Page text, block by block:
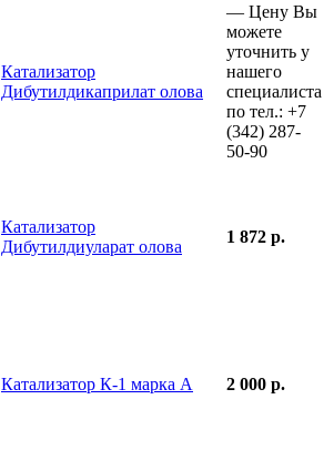
Катализатор
Дибутилдикаприлат олова
— Цену Вы
можете
уточнить у
нашего
специалиста
по тел.: +7
(342) 287-
50-90
Катализатор
Дибутилдиуларат олова
1 872 р.
Катализатор К-1 марка А 2 000 р.